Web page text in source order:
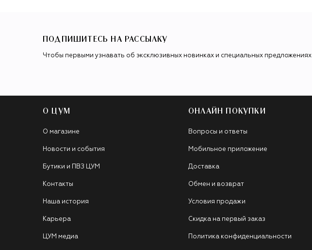
ПОДПИШИТЕСЬ НА РАССЫЛКУ
Чтобы первыми узнавать об эксклюзивных новинках и специальных предложениях
О ЦУМ
О магазине
Новости и события
Бутики и ПВЗ ЦУМ
Контакты
Наша история
Карьера
ЦУМ медиа
ОНЛАЙН ПОКУПКИ
Вопросы и ответы
Мобильное приложение
Доставка
Обмен и возврат
Условия продажи
Скидка на первый заказ
Политика конфиденциальности